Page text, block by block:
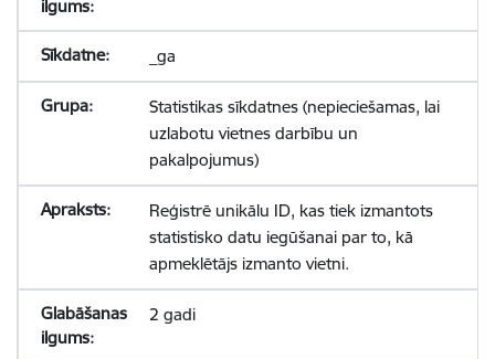
_ga
Statistikas sīkdatnes (nepieciešamas, lai
uzlabotu vietnes darbību un
pakalpojumus)
Reģistrē unikālu ID, kas tiek izmantots
statistisko datu iegūšanai par to, kā
apmeklētājs izmanto vietni.
2 gadi